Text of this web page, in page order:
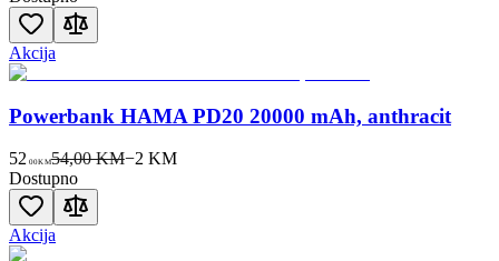
Akcija
Powerbank HAMA PD20 20000 mAh, anthracit
52 00KM54,00 KM−2 KM
Dostupno
Akcija